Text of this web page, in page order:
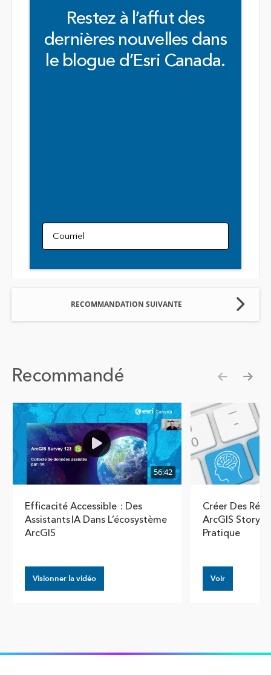
Restez à l’affut des
dernières nouvelles dans
le blogue d’Esri Canada.
Courriel
RECOMMANDATION SUIVANTE
Recommandé
56:42
Efficacité Accessible : Des
Assistants IA Dans L’écosystème
ArcGIS
Visionner la vidéo
Créer Des
ArcGIS
Pratique
Voir